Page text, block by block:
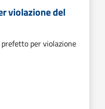
violazione del
per violazione